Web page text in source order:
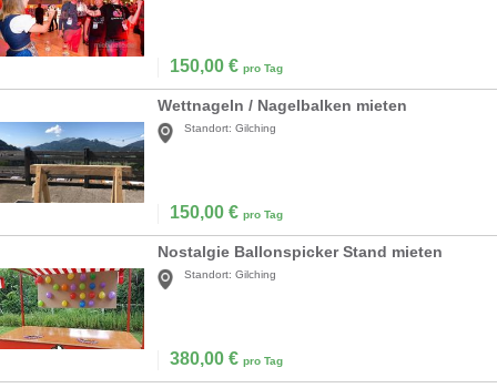
150,00 € pro Tag
Wettnageln / Nagelbalken mieten
Standort: Gilching
150,00 € pro Tag
Nostalgie Ballonspicker Stand mieten
Standort: Gilching
380,00 € pro Tag